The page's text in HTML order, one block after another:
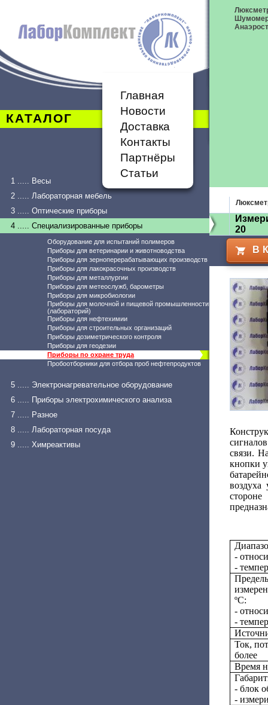
КАТАЛОГ
Главная
Новости
Доставка
Контакты
Партнёры
Статьи
1 ..... Весы
2 ..... Лабораторная мебель
3 ..... Оптические приборы
4 ..... Специализированные приборы
Оборудование для испытаний полимеров
Приборы для ветеринарии и животноводства
Приборы для зерноперерабатывающих производств
Приборы для лакокрасочных производств
Приборы для металлургии
Приборы для метеослужб, барометры
Приборы для микробиологии
Приборы для молочной и пищевой промышленности
(лабораторий)
Приборы для нефтехимии
Приборы для строительных организаций
Приборы дозиметрического контроля
Приборы для геодезии
Приборы по охране труда
Пробоотборники для отбора проб нефтепродуктов
5 ..... Электронагревательное оборудование
6 ..... Приборы электрохимического анализа
7 ..... Разное
8 ..... Лабораторная посуда
9 ..... Химреактивы
20
В
связи.
кнопки
воздуха
-
-
ºС:
-
-
Ток,
более
Время
- блок
-